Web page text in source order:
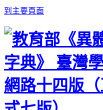
到主要頁面